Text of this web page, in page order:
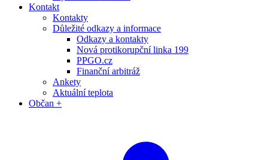
Kontakt
Kontakty
Důležité odkazy a informace
Odkazy a kontakty
Nová protikorupční linka 199
PPGO.cz
Finanční arbitráž
Ankety
Aktuální teplota
Občan +